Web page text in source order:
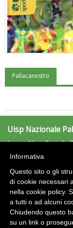
"Superare gli
Luglio 2026:
rivoluzioni"
Pallacanestro
Uisp Nazionale
Largo Nino
00155 Roma
C.F.: 97029170582
Area Riservata 2.0
Informativa
Questo sito o gli
di cookie necessari
nella cookie policy.
a tutti o ad alcuni
Chiudendo questo
su un link o